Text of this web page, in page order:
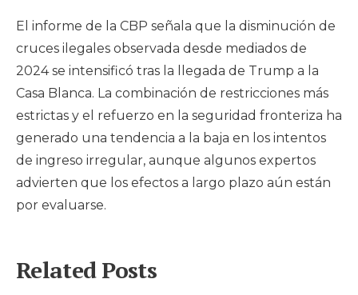
El informe de la CBP señala que la disminución de
cruces ilegales observada desde mediados de
2024 se intensificó tras la llegada de Trump a la
Casa Blanca. La combinación de restricciones más
estrictas y el refuerzo en la seguridad fronteriza ha
generado una tendencia a la baja en los intentos
de ingreso irregular, aunque algunos expertos
advierten que los efectos a largo plazo aún están
por evaluarse.
Related Posts